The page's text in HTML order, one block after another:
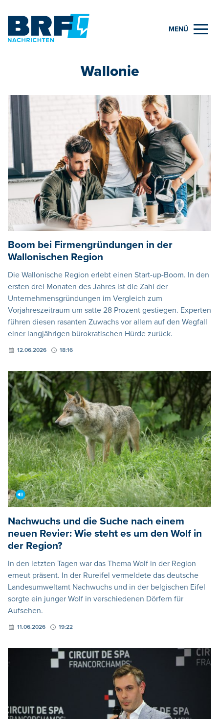
MENÜ
Wallonie
Boom bei Firmengründungen in der
Wallonischen Region
Die Wallonische Region erlebt einen Start-up-Boom. In den
ersten drei Monaten des Jahres ist die Zahl der
Unternehmensgründungen im Vergleich zum
Vorjahreszeitraum um satte 28 Prozent gestiegen. Experten
führen diesen rasanten Zuwachs vor allem auf den Wegfall
einer langjährigen bürokratischen Hürde zurück.
12.06.2026 18:16
Nachwuchs und die Suche nach einem
neuen Revier: Wie steht es um den Wolf in
der Region?
In den letzten Tagen war das Thema Wolf in der Region
erneut präsent. In der Rureifel vermeldete das deutsche
Landesumweltamt Nachwuchs und in der belgischen Eifel
sorgte ein junger Wolf in verschiedenen Dörfern für
Aufsehen.
11.06.2026 19:22